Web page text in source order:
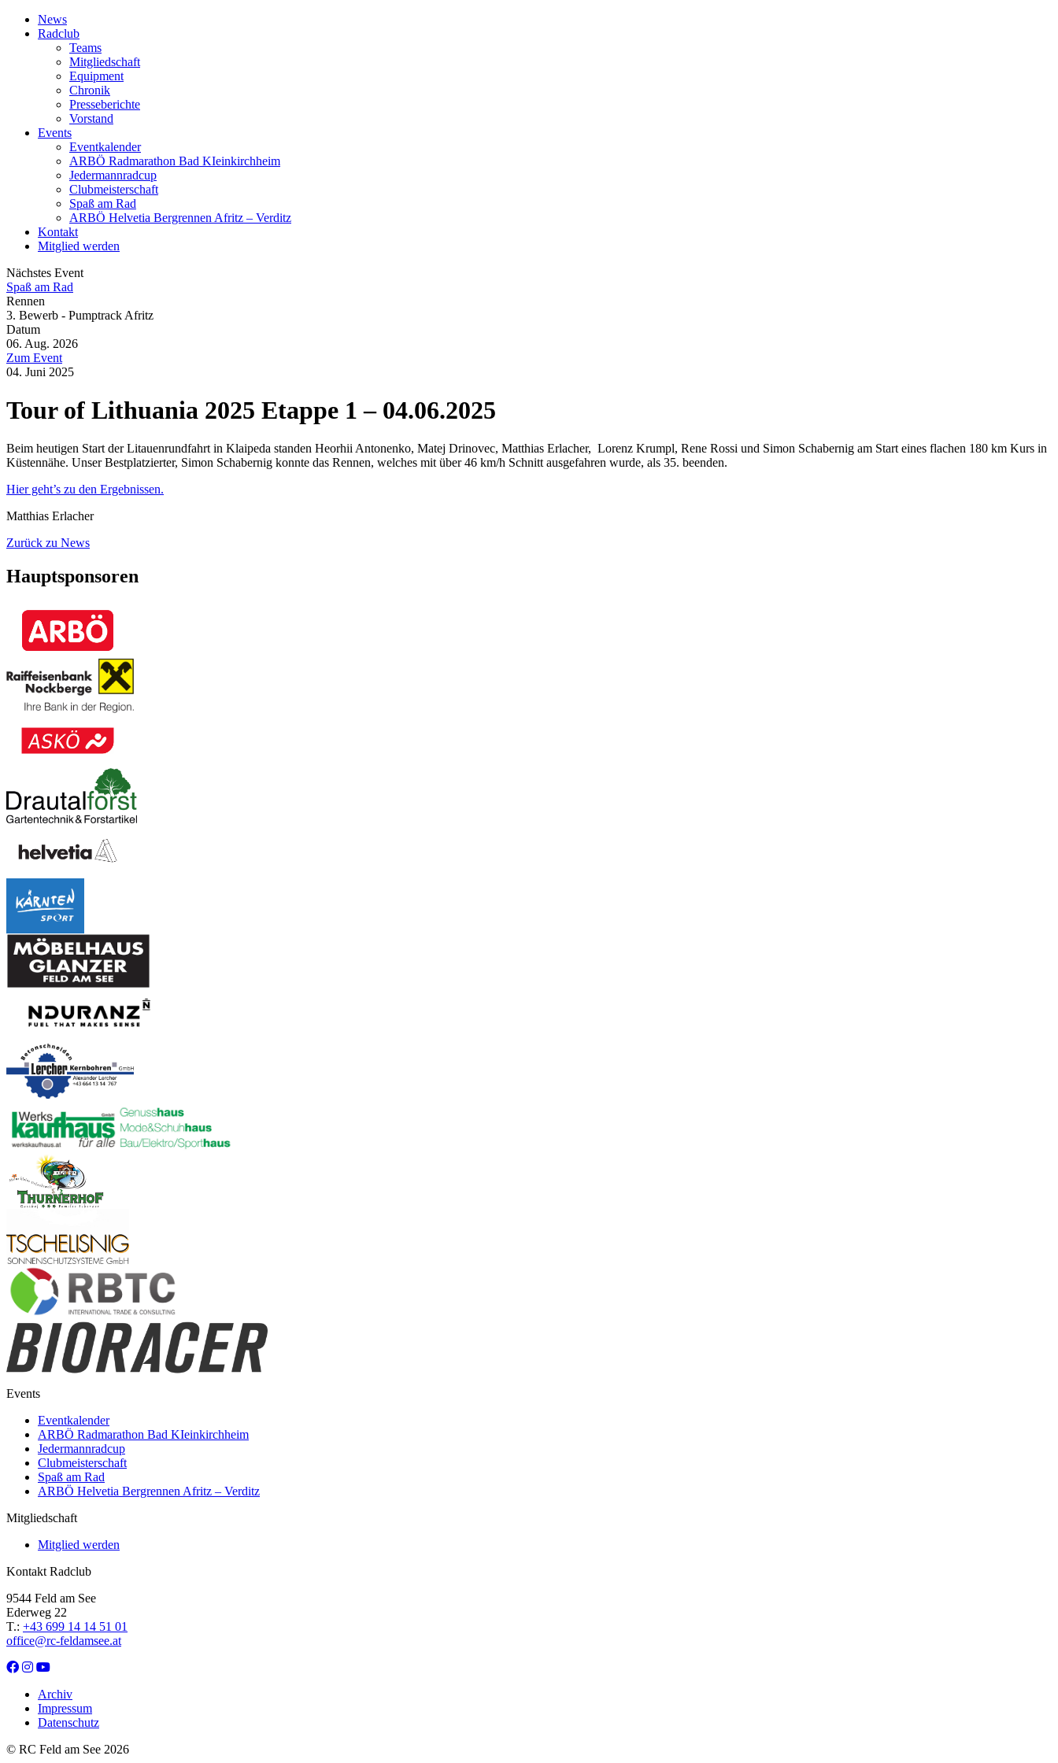
News
Radclub
Teams
Mitgliedschaft
Equipment
Chronik
Presseberichte
Vorstand
Events
Eventkalender
ARBÖ Radmarathon Bad KIeinkirchheim
Jedermannradcup
Clubmeisterschaft
Spaß am Rad
ARBÖ Helvetia Bergrennen Afritz – Verditz
Kontakt
Mitglied werden
Nächstes Event
Spaß am Rad
Rennen
3. Bewerb - Pumptrack Afritz
Datum
06. Aug. 2026
Zum Event
04. Juni 2025
Tour of Lithuania 2025 Etappe 1 – 04.06.2025
Beim heutigen Start der Litauenrundfahrt in Klaipeda standen Heorhii Antonenko, Matej Drinovec, Matthias Erlacher, Lorenz Krumpl, Rene Rossi und Simon Schabernig am Start eines flachen 180 km Kurs in
Küstennähe. Unser Bestplatzierter, Simon Schabernig konnte das Rennen, welches mit über 46 km/h Schnitt ausgefahren wurde, als 35. beenden.
Hier geht’s zu den Ergebnissen.
Matthias Erlacher
Zurück zu News
Hauptsponsoren
Events
Eventkalender
ARBÖ Radmarathon Bad KIeinkirchheim
Jedermannradcup
Clubmeisterschaft
Spaß am Rad
ARBÖ Helvetia Bergrennen Afritz – Verditz
Mitgliedschaft
Mitglied werden
Kontakt Radclub
9544 Feld am See
Ederweg 22
T.: +43 699 14 14 51 01
office@rc-feldamsee.at
Archiv
Impressum
Datenschutz
© RC Feld am See 2026